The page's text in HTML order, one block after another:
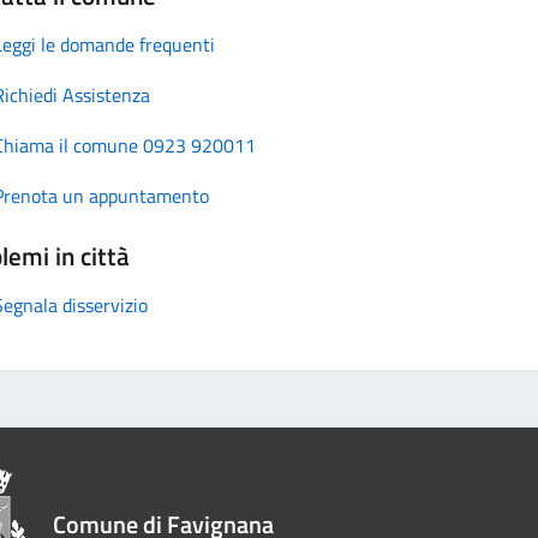
le domande frequenti
Assistenza
il comune 0923 920011
un appuntamento
in città
disservizio
Comune di Favignana